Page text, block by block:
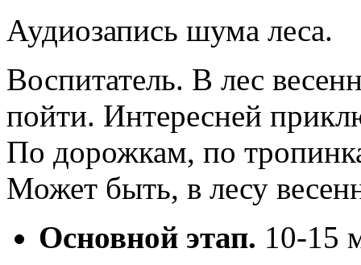
Аудиозапись шума леса.
Воспитатель. В лес
пойти. Интересней
По дорожкам, по
Может быть, в лесу
Основной этап. 10-15